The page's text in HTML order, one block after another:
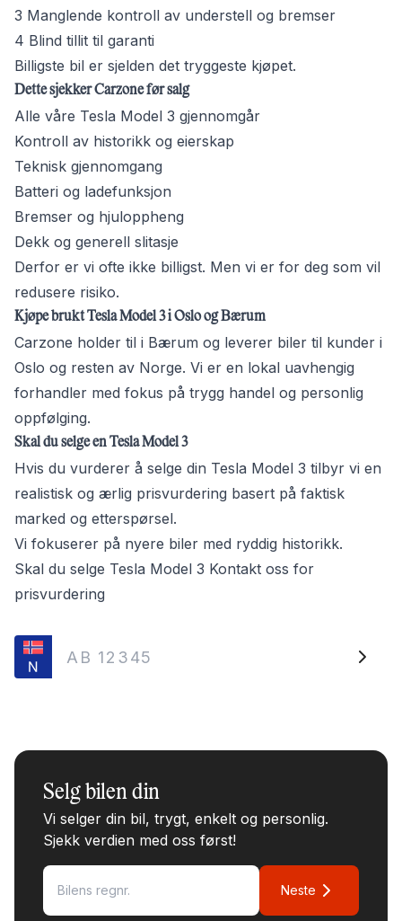
3 Manglende kontroll av understell og bremser
4 Blind tillit til garanti
Billigste bil er sjelden det tryggeste kjøpet.
Dette sjekker Carzone før salg
Alle våre Tesla Model 3 gjennomgår
Kontroll av historikk og eierskap
Teknisk gjennomgang
Batteri og ladefunksjon
Bremser og hjuloppheng
Dekk og generell slitasje
Derfor er vi ofte ikke billigst. Men vi er for deg som vil
redusere risiko.
Kjøpe brukt Tesla Model 3 i Oslo og Bærum
Carzone holder til i Bærum og leverer biler til kunder i
Oslo og resten av Norge. Vi er en lokal uavhengig
forhandler med fokus på trygg handel og personlig
oppfølging.
Skal du selge en Tesla Model 3
Hvis du vurderer å selge din Tesla Model 3 tilbyr vi en
realistisk og ærlig prisvurdering basert på faktisk
marked og etterspørsel.
Vi fokuserer på nyere biler med ryddig historikk.
Skal du selge Tesla Model 3 Kontakt oss for
prisvurdering
Selg bilen din
Vi selger din bil, trygt, enkelt og personlig.
Sjekk verdien med oss først!
Neste